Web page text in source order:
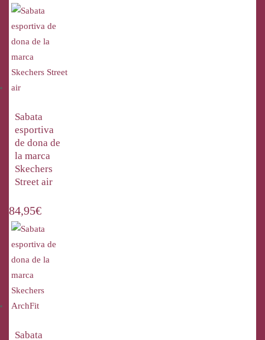
Sabata
esportiva
de dona de
la marca
Skechers
Street air
84,95€
Sabata